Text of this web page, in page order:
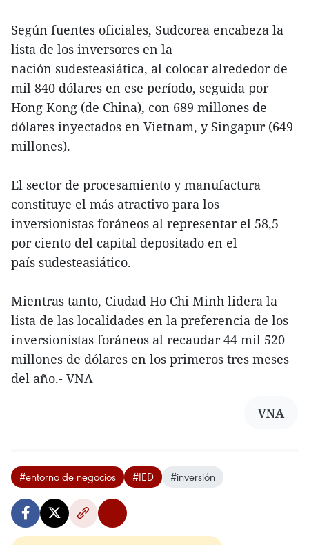
Según fuentes oficiales, Sudcorea encabeza la
lista de los inversores en la
nación sudesteasiática, al colocar alrededor de
mil 840 dólares en ese período, seguida por
Hong Kong (de China), con 689 millones de
dólares inyectados en Vietnam, y Singapur (649
millones).
El sector de procesamiento y manufactura
constituye el más atractivo para los
inversionistas foráneos al representar el 58,5
por ciento del capital depositado en el
país sudesteasiático.
Mientras tanto, Ciudad Ho Chi Minh lidera la
lista de las localidades en la preferencia de los
inversionistas foráneos al recaudar 44 mil 520
millones de dólares en los primeros tres meses
del año.- VNA
VNA
#entorno de negocios #IED #inversión